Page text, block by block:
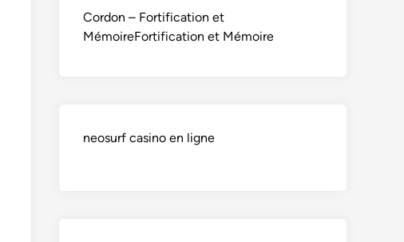
Cordon – Fortification et
MémoireFortification et Mémoire
neosurf casino en ligne